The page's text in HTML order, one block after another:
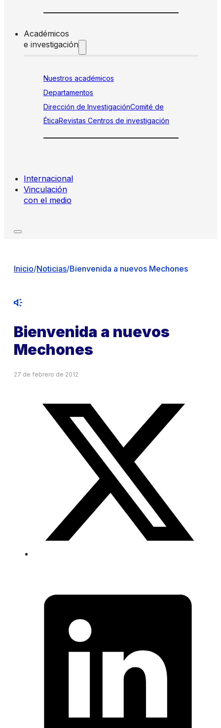
Académicos
e investigación
Nuestros académicos
Departamentos
Dirección de InvestigaciónComité de
ÉticaRevistas Centros de investigación
Internacional
Vinculación
con el medio
Inicio/Noticias/Bienvenida a nuevos Mechones
Bienvenida a nuevos
Mechones
27 de febrero de 2012